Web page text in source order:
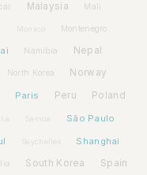
Malaysia Mali
Monaco Montenegro
Namibia Nepal
North Korea Norway
Paris Peru Poland
Samoa São Paulo
Seychelles Shanghai
South Korea Spain